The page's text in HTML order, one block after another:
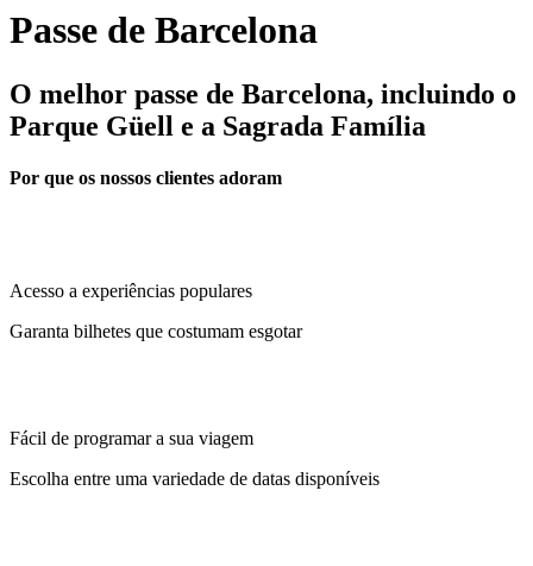
Passe de Barcelona
O melhor passe de Barcelona, incluindo o
Parque Güell e a Sagrada Família
Por que os nossos clientes adoram
Acesso a experiências populares
Garanta bilhetes que costumam esgotar
Fácil de programar a sua viagem
Escolha entre uma variedade de datas disponíveis